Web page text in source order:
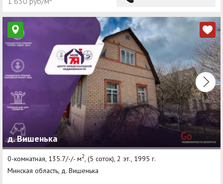
д. Вишенька
0-комнатная, 135.7/-/- м2, (5 соток), 2 эт., 1995 г.
Минская область, д. Вишенька